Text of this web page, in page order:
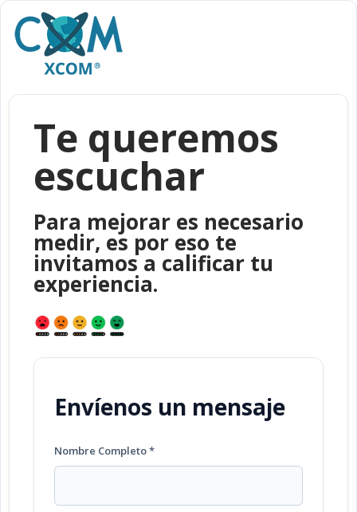
Te queremos
escuchar
Para mejorar es necesario
medir, es por eso te
invitamos a calificar tu
experiencia.
Envíenos un mensaje
Nombre Completo *